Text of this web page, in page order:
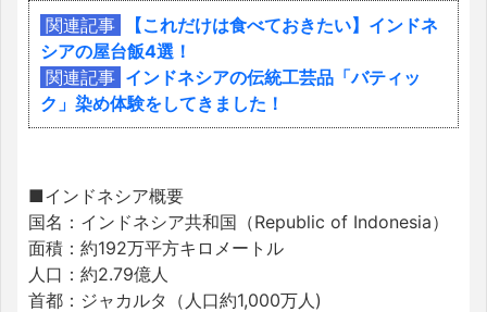
関連記事
【これだけは食べておきたい】インドネ
シアの屋台飯4選！
関連記事 インドネシアの伝統工芸品「バティッ
ク」染め体験をしてきました！
■インドネシア概要
国名：インドネシア共和国（Republic of Indonesia）
面積：約192万平方キロメートル
人口：約2.79億人
首都：ジャカルタ（人口約1,000万人)